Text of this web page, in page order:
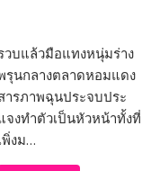
วบแล้วมือแทงหนุ่มร่าง
รุนกลางตลาดหอมแดง
ารภาพฉุนประจบประ
จงทำตัวเป็นหัวหน้าทั้งที่
พิ่งม…